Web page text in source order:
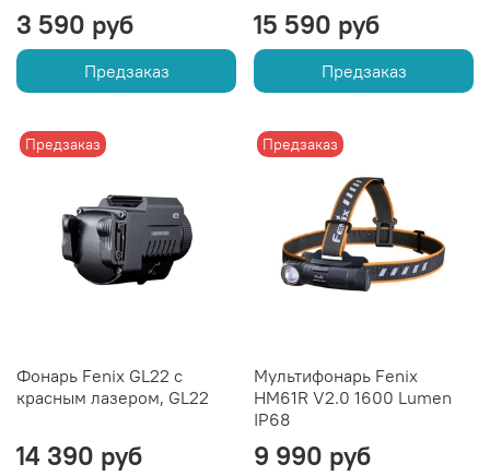
3 590 руб
Предзаказ
15 590 руб
Предзаказ
Предзаказ
Фонарь Fenix GL22 c
красным лазером, GL22
14 390 руб
Предзаказ
Мультифонарь Fenix
HM61R V2.0 1600 Lumen
IP68
9 990 руб